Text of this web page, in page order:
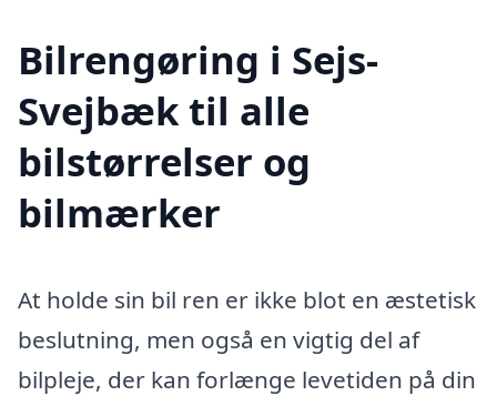
Bilrengøring i Sejs-
Svejbæk til alle
bilstørrelser og
bilmærker
At holde sin bil ren er ikke blot en æstetisk
beslutning, men også en vigtig del af
bilpleje, der kan forlænge levetiden på din